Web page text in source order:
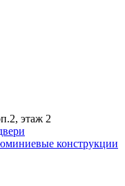
этаж 2
конструкции